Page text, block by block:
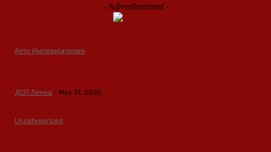
- Advertisement -
Анти Империјализам
ДСП Ленка - May 31, 2025
Uncategorized